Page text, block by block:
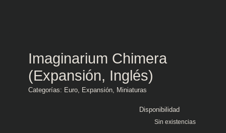
Imaginarium Chimera
(Expansión, Inglés)
Categorías: Euro Expansión Miniaturas
Disponibilidad
Sin existencias